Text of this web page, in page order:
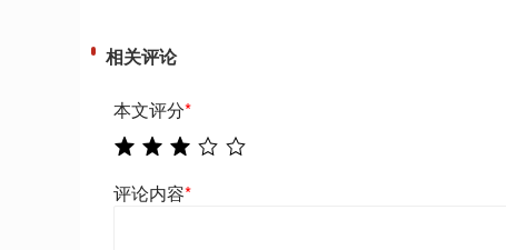
相关评论
本文评分*
评论内容*